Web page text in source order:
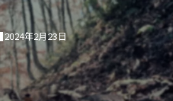
2024年2月23日